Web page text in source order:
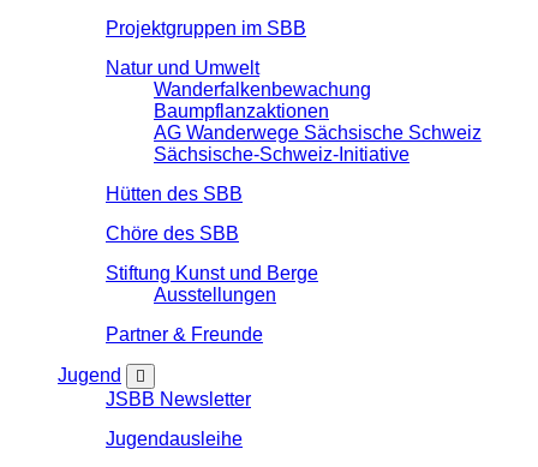
Projektgruppen im SBB
Natur und Umwelt
Wanderfalkenbewachung
Baumpflanzaktionen
AG Wanderwege Sächsische Schweiz
Sächsische-Schweiz-Initiative
Hütten des SBB
Chöre des SBB
Stiftung Kunst und Berge
Ausstellungen
Partner & Freunde
Jugend
JSBB Newsletter
Jugendausleihe